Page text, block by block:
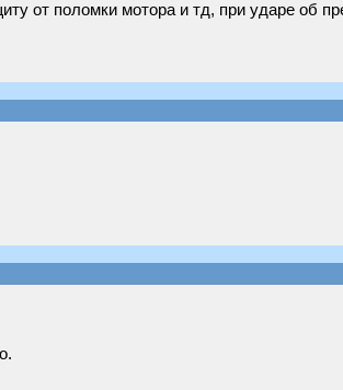
от поломки мотора и тд, при ударе об